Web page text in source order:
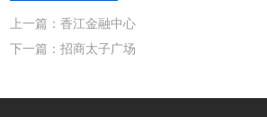
上一篇：香江金融中心
下一篇：招商太子广场